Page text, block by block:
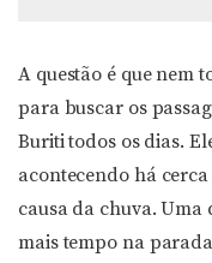
A questão é que nem
para buscar os
Buriti todos os dias.
acontecendo há
causa da chuva.
mais tempo na